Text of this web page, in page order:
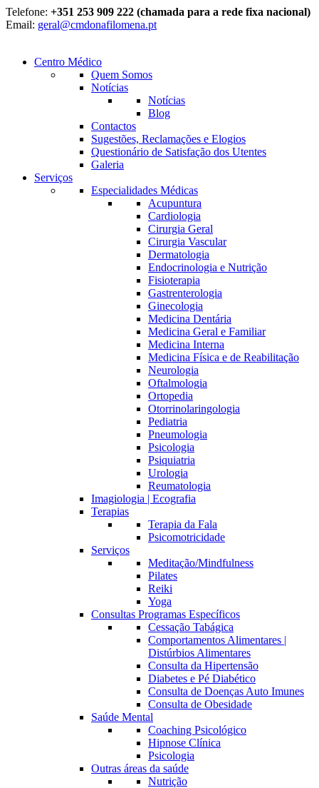
Telefone: +351 253 909 222 (chamada para a rede fixa nacional)
Email: geral@cmdonafilomena.pt
Centro Médico
Quem Somos
Notícias
Notícias
Blog
Contactos
Sugestões, Reclamações e Elogios
Questionário de Satisfação dos Utentes
Galeria
Serviços
Especialidades Médicas
Acupuntura
Cardiologia
Cirurgia Geral
Cirurgia Vascular
Dermatologia
Endocrinologia e Nutrição
Fisioterapia
Gastrenterologia
Ginecologia
Medicina Dentária
Medicina Geral e Familiar
Medicina Interna
Medicina Física e de Reabilitação
Neurologia
Oftalmologia
Ortopedia
Otorrinolaringologia
Pediatria
Pneumologia
Psicologia
Psiquiatria
Urologia
Reumatologia
Imagiologia | Ecografia
Terapias
Terapia da Fala
Psicomotricidade
Serviços
Meditação/Mindfulness
Pilates
Reiki
Yoga
Consultas Programas Específicos
Cessação Tabágica
Comportamentos Alimentares |
Distúrbios Alimentares
Consulta da Hipertensão
Diabetes e Pé Diabético
Consulta de Doenças Auto Imunes
Consulta de Obesidade
Saúde Mental
Coaching Psicológico
Hipnose Clínica
Psicologia
Outras áreas da saúde
Nutrição